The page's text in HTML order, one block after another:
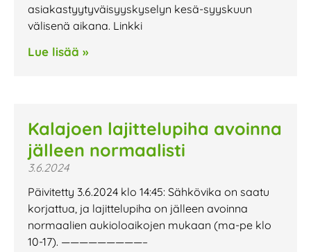
asiakastyytyväisyyskyselyn kesä-syyskuun
välisenä aikana. Linkki
Lue lisää »
Kalajoen lajittelupiha avoinna
jälleen normaalisti
3.6.2024
Päivitetty 3.6.2024 klo 14:45: Sähkövika on saatu
korjattua, ja lajittelupiha on jälleen avoinna
normaalien aukioloaikojen mukaan (ma-pe klo
10-17). —————————–